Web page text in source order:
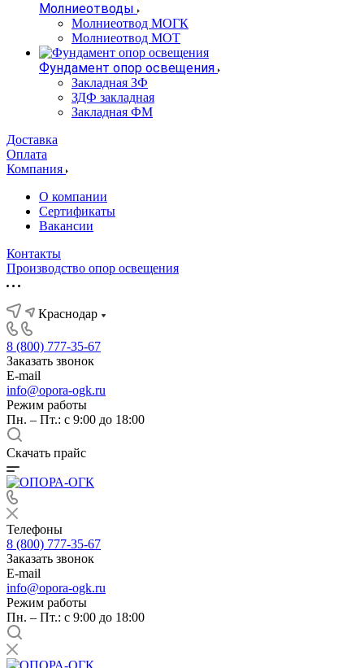
Молниеотводы
Молниеотвод МОГК
Молниеотвод МОТ
Фундамент опор освещения
Закладная ЗФ
ЗДФ закладная
Закладная ФМ
Доставка
Оплата
Компания
О компании
Сертификаты
Вакансии
Контакты
Производство опор освещения
Краснодар
8 (800) 777-35-67
Заказать звонок
E-mail
info@opora-ogk.ru
Режим работы
Пн. – Пт.: с 9:00 до 18:00
Скачать прайс
Телефоны
8 (800) 777-35-67
Заказать звонок
E-mail
info@opora-ogk.ru
Режим работы
Пн. – Пт.: с 9:00 до 18:00